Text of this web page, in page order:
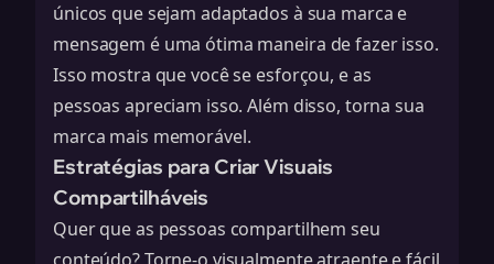
únicos que sejam adaptados à sua marca e
mensagem é uma ótima maneira de fazer isso.
Isso mostra que você se esforçou, e as
pessoas apreciam isso. Além disso, torna sua
marca mais memorável.
Estratégias para Criar Visuais
Compartilháveis
Quer que as pessoas compartilhem seu